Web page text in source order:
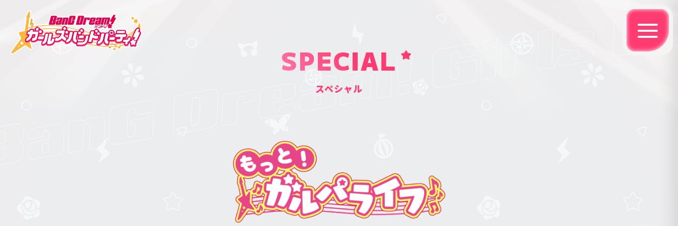
SPECIAL
スペシャル